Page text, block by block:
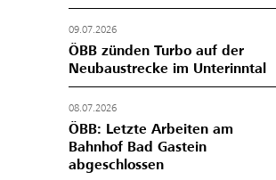
09.07.2026
ÖBB zünden Turbo auf der
Neubaustrecke im Unterinntal
08.07.2026
ÖBB: Letzte Arbeiten am
Bahnhof Bad Gastein
abgeschlossen